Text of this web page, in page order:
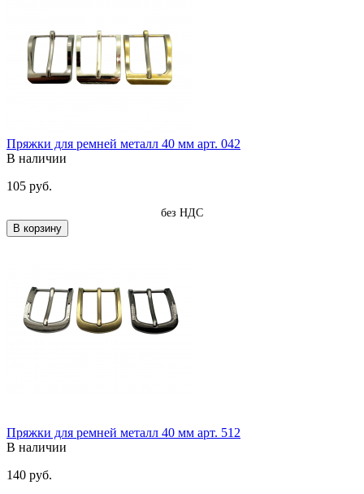
Пряжки для ремней металл 40 мм арт. 042
В наличии
105 руб.
без НДС
В корзину
Пряжки для ремней металл 40 мм арт. 512
В наличии
140 руб.